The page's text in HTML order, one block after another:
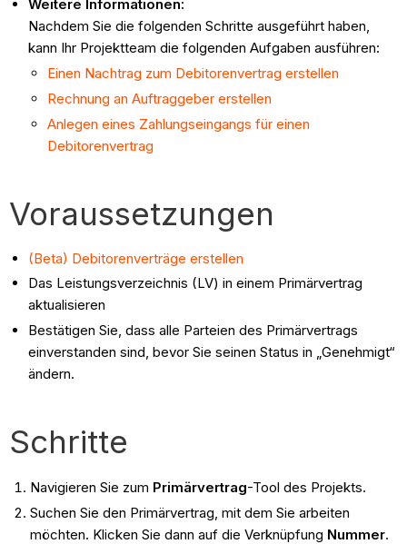
Weitere Informationen:
Nachdem Sie die folgenden Schritte ausgeführt haben,
kann Ihr Projektteam die folgenden Aufgaben ausführen:
Einen Nachtrag zum Debitorenvertrag erstellen
Rechnung an Auftraggeber erstellen
Anlegen eines Zahlungseingangs für einen
Debitorenvertrag
Voraussetzungen
(Beta) Debitorenverträge erstellen
Das Leistungsverzeichnis (LV) in einem Primärvertrag
aktualisieren
Bestätigen Sie, dass alle Parteien des Primärvertrags
einverstanden sind, bevor Sie seinen Status in „Genehmigt“
ändern.
Schritte
Navigieren Sie zum Primärvertrag-Tool des Projekts.
Suchen Sie den Primärvertrag, mit dem Sie arbeiten
möchten. Klicken Sie dann auf die Verknüpfung Nummer.